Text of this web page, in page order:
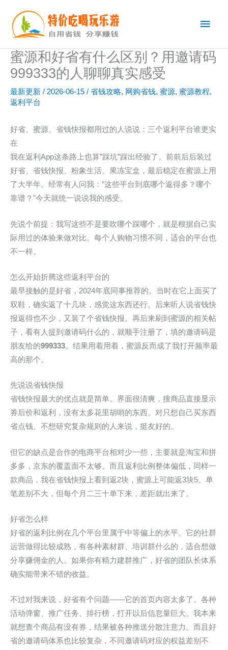
容
主
菜
蜜源和好省有什么区别？用邀请码
999333的人聊聊真实感受
最新更新 / 2026-06-15 / 省钱攻略, 网购省钱, 蜜源, 蜜源教程,
返利平台
好省、蜜源、省钱快报都用过的人说说：三个返利平台谁更实
在
我在返利App这条路上也算”踩坑”踩出经验了。前前后后装过
好省、省钱快报、粉象生活、果冻宝盒，最后稳定在蜜源上用
了大半年。经常有人问我：”这些平台到底哪个返得多？哪个
靠谱？”今天就统一说说我的感受。
先说个前提：我写这些不是要吹哪个踩哪个，就是根据自己实
际用过的体验来做对比。每个人购物习惯不同，适合的平台也
不一样。
怎么开始折腾这些返利平台的
最早接触的是好省，2024年底同事推荐的。当时在它上面买了
双鞋，确实返了十几块，感觉这东西还行。后来听人说省钱快
报返得也不少，又装了个省钱快报。再后来刷到蜜源的相关帖
子，看有人提到邀请码什么的，就顺手注册了，填的邀请码是
朋友给的999333。结果用着用着，蜜源反而成了我打开频率最
高的那个。
先说说省钱快报
省钱快报最大的优点就是简单。界面很清爽，搜商品直接显示
券后价和返利，没有太多花里胡哨的东西。对只想自己买东西
省点钱、不想研究复杂规则的人来说，挺友好的。
但它的缺点是合作的电商平台相对少一些，主要就是淘宝和拼
多多，京东的覆盖面不太够。而且返利比例整体偏低，同样一
款商品，我在省钱快报上看到返2块，蜜源上可能返3块5。单
笔差别不大，但每个月二三十单下来，差距就出来了。
好省怎么样
好省的返利比例在几个平台里属于中等偏上的水平。它的社群
运营做得比较成熟，有各种素材群、培训群什么的，适合想做
分享赚佣金的人。如果你有精力建群推广，好省的团队长体系
确实能带来不错的收益。
不过对我来说，好省有个问题——它的首页内容太多了。各种
活动弹窗、推广任务、排行榜，打开以后信息量巨大。我本来
就想查个商品有没有券，结果被各种推送分散注意力。而且好
省的邀请码体系也比较复杂，不同邀请码对应的权益差别不